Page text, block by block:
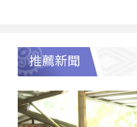
推薦新聞